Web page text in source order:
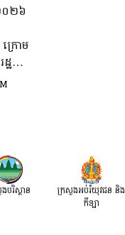
០២៦
ក្រោម
ឋ
ម្បី
បរិស្ថាន
ក្រសួងអប់រំយុវជន និង
កីឡា